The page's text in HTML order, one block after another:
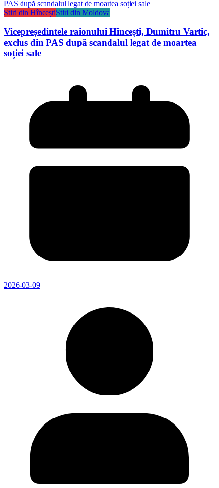
Știri din HînceștiȘtiri din Moldova
Vicepreședintele raionului Hîncești, Dumitru Vartic,
exclus din PAS după scandalul legat de moartea
soției sale
2026-03-09